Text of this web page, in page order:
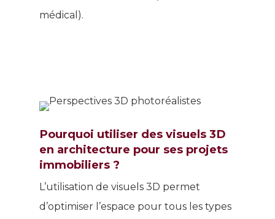
médical).
Pourquoi utiliser des visuels 3D
en architecture pour ses projets
immobiliers ?
L’utilisation de visuels 3D permet
d’optimiser l’espace pour tous les types